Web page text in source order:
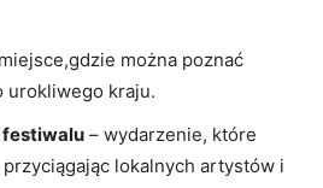
można ​poznać
urokliwego kraju.
festiwalu – wydarzenie, które
lokalnych artystów i